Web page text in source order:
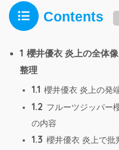
Contents
1 櫻井優衣 炎上の全体
整理
1.1 櫻井優衣 炎上の発
1.2 フルーツジッパー
の内容
1.3 櫻井優衣 炎上で批